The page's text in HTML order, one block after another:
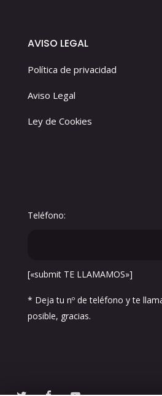
AVISO LEGAL
Política de privacidad
Aviso Legal
Ley de Cookies
Teléfono:
[«submit TE LLAMAMOS»]
* Deja tu nº de teléfono y te
posible, gracias.